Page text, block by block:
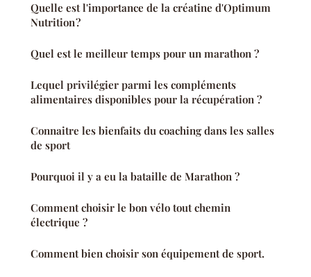
Quelle est l'importance de la créatine d'Optimum
Nutrition ?
Quel est le meilleur temps pour un marathon ?
Lequel privilégier parmi les compléments
alimentaires disponibles pour la récupération ?
Connaitre les bienfaits du coaching dans les salles
de sport
Pourquoi il y a eu la bataille de Marathon ?
Comment choisir le bon vélo tout chemin
électrique ?
Comment bien choisir son équipement de sport.